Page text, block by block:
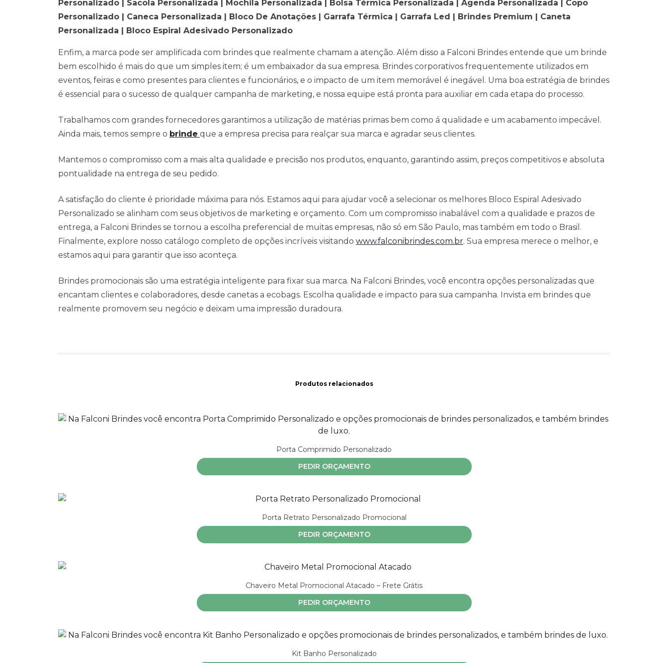
Personalizado | Sacola Personalizada | Mochila Personalizada | Bolsa Térmica Personalizada | Agenda Personalizada | Copo
Personalizado | Caneca Personalizada | Bloco De Anotações | Garrafa Térmica | Garrafa Led | Brindes Premium | Caneta
Personalizada | Bloco Espiral Adesivado Personalizado
Enfim, a marca pode ser amplificada com brindes que realmente chamam a atenção. Além disso a Falconi Brindes entende que um brinde
bem escolhido é mais do que um simples item; é um embaixador da sua empresa. Brindes corporativos frequentemente utilizados em
eventos, feiras e como presentes para clientes e funcionários, e o impacto de um item memorável é inegável. Uma boa estratégia de brindes
é essencial para o sucesso de qualquer campanha de marketing, e nossa equipe está pronta para auxiliar em cada etapa do processo.
Trabalhamos com grandes fornecedores garantimos a utilização de matérias primas bem como á qualidade e um acabamento impecável.
Ainda mais, temos sempre o brinde que a empresa precisa para realçar sua marca e agradar seus clientes.
Mantemos o compromisso com a mais alta qualidade e precisão nos produtos, enquanto, garantindo assim, preços competitivos e absoluta
pontualidade na entrega de seu pedido.
A satisfação do cliente é prioridade máxima para nós. Estamos aqui para ajudar você a selecionar os melhores Bloco Espiral Adesivado
Personalizado se alinham com seus objetivos de marketing e orçamento. Com um compromisso inabalável com a qualidade e prazos de
entrega, a Falconi Brindes se tornou a escolha preferencial de muitas empresas, não só em São Paulo, mas também em todo o Brasil.
Finalmente, explore nosso catálogo completo de opções incríveis visitando www.falconibrindes.com.br. Sua empresa merece o melhor, e
estamos aqui para garantir que isso aconteça.
Brindes promocionais são uma estratégia inteligente para fixar sua marca. Na Falconi Brindes, você encontra opções personalizadas que
encantam clientes e colaboradores, desde canetas a ecobags. Escolha qualidade e impacto para sua campanha. Invista em brindes que
realmente promovem seu negócio e deixam uma impressão duradoura.
Produtos relacionados
Porta Comprimido Personalizado
PEDIR ORÇAMENTO
Porta Retrato Personalizado Promocional
PEDIR ORÇAMENTO
Chaveiro Metal Promocional Atacado – Frete Grátis
PEDIR ORÇAMENTO
Kit Banho Personalizado